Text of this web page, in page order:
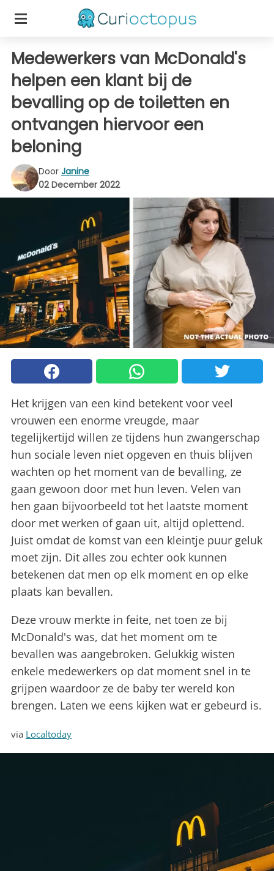
Medewerkers van McDonald's
helpen een klant bij de
bevalling op de toiletten en
ontvangen hiervoor een
beloning
Door Janine
02 December 2022
Het krijgen van een kind betekent voor veel
vrouwen een enorme vreugde, maar
tegelijkertijd willen ze tijdens hun zwangerschap
hun sociale leven niet opgeven en thuis blijven
wachten op het moment van de bevalling, ze
gaan gewoon door met hun leven. Velen van
hen gaan bijvoorbeeld tot het laatste moment
door met werken of gaan uit, altijd oplettend.
Juist omdat de komst van een kleintje puur geluk
moet zijn. Dit alles zou echter ook kunnen
betekenen dat men op elk moment en op elke
plaats kan bevallen.
Deze vrouw merkte in feite, net toen ze bij
McDonald's was, dat het moment om te
bevallen was aangebroken. Gelukkig wisten
enkele medewerkers op dat moment snel in te
grijpen waardoor ze de baby ter wereld kon
brengen. Laten we eens kijken wat er gebeurd is.
via Localtoday